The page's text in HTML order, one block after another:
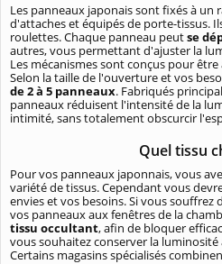
Les panneaux japonais sont fixés à un
d'attaches et équipés de porte-tissus.
roulettes. Chaque panneau peutse
autres, vous permettant d'ajuster la
Les mécanismes sont conçus pour
Selon la taille de l'ouverture et vos
de 2 à 5 panneaux. Fabriqués
panneaux réduisent l'intensité de la
intimité, sans totalement obscurcir
Quel tissu
Pour vos panneaux japonnais, vous
variété de tissus. Cependant vous
envies et vos besoins. Si vous souffrez
vos panneaux aux fenêtres de la
tissu occultant, afin de bloquer
vous souhaitez conserver la
Certains magasins spécialisés